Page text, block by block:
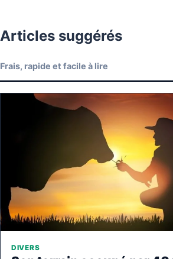
Articles suggérés
Frais, rapide et facile à lire
DIVERS